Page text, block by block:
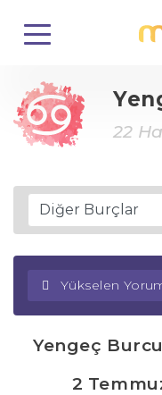
22
Yükselen
Yengeç
2